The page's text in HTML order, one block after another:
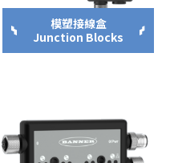
模塑接線盒
Junction Blocks